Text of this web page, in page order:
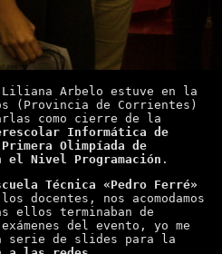
Arbelo estuve en la
(Provincia de Corrientes)
como cierre de la
Informática de
Primera Olimpíada de
Nivel Programación .
Técnica «Pedro Ferré»
docentes, nos acomodamos
ellos terminaban de
del evento, yo me
serie de slides para la